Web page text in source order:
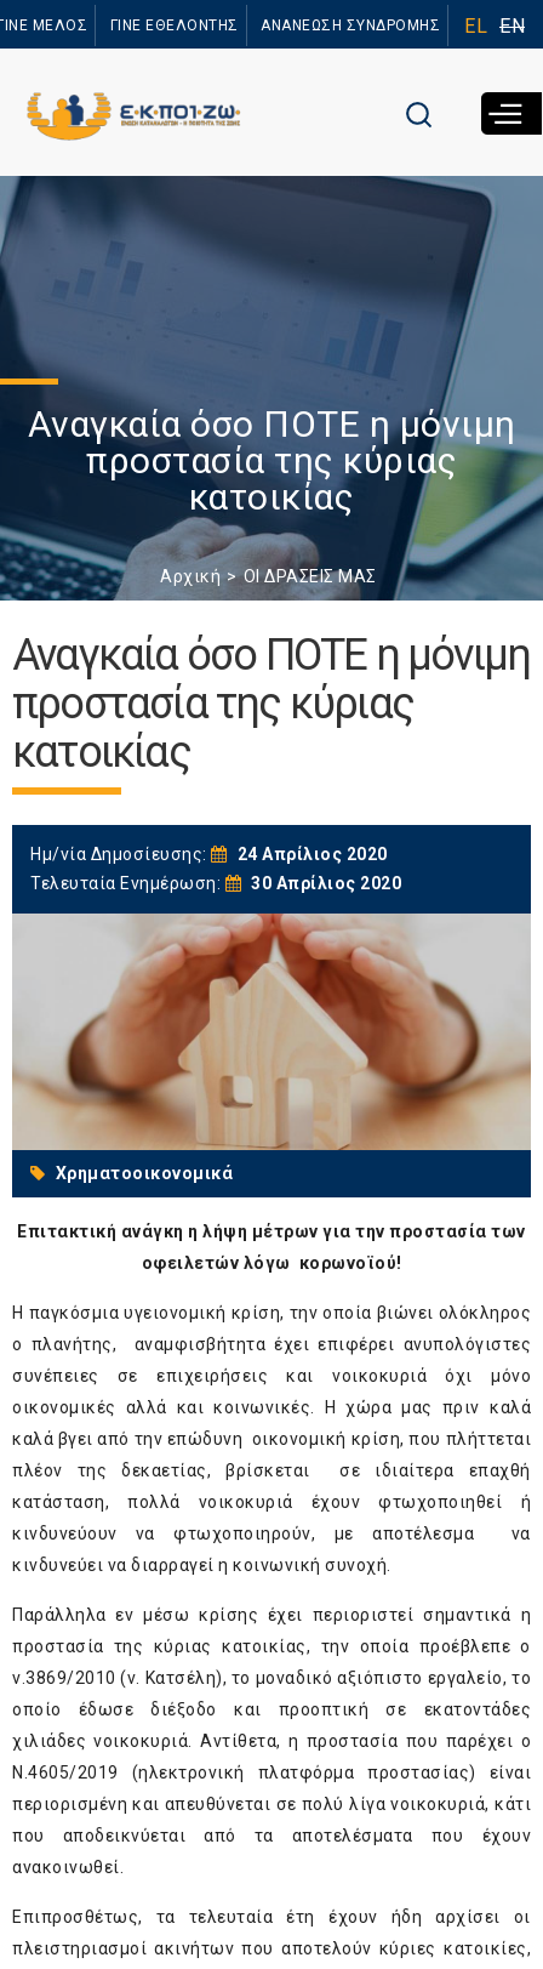
προς το
ΜΕΛΟΣ ΓΙΝΕ ΕΘΕΛΟΝΤΗΣ ΑΝΑΝΕΩΣΗ ΣΥΝΔΡΟΜΗΣ EL EN
Αναγκαία όσο ΠΟΤΕ η μόνιμη
προστασία της κύριας
κατοικίας
Αρχική ΟΙ ΔΡΑΣΕΙΣ ΜΑΣ
Αναγκαία όσο ΠΟΤΕ η μόνιμη
προστασία της κύριας
κατοικίας
Ημ/νία Δημοσίευσης:
24 Απρίλιος 2020
Τελευταία Ενημέρωση:
30 Απρίλιος 2020
Χρηματοοικονομικά
Επιτακτική ανάγκη η λήψη μέτρων για την προστασία των
οφειλετών λόγω κορωνοϊού!
Η παγκόσμια υγειονομική κρίση, την οποία βιώνει ολόκληρος
ο πλανήτης, αναμφισβήτητα έχει επιφέρει ανυπολόγιστες
συνέπειες σε επιχειρήσεις και νοικοκυριά όχι μόνο
οικονομικές αλλά και κοινωνικές. Η χώρα μας πριν καλά
καλά βγει από την επώδυνη οικονομική κρίση, που πλήττεται
πλέον της δεκαετίας, βρίσκεται σε ιδιαίτερα επαχθή
κατάσταση, πολλά νοικοκυριά έχουν φτωχοποιηθεί ή
κινδυνεύουν να φτωχοποιηρούν, με αποτέλεσμα να
κινδυνεύει να διαρραγεί η κοινωνική συνοχή.
Παράλληλα εν μέσω κρίσης έχει περιοριστεί σημαντικά η
προστασία της κύριας κατοικίας, την οποία προέβλεπε ο
ν.3869/2010 (ν. Κατσέλη), το μοναδικό αξιόπιστο εργαλείο, το
οποίο έδωσε διέξοδο και προοπτική σε εκατοντάδες
χιλιάδες νοικοκυριά. Αντίθετα, η προστασία που παρέχει ο
Ν.4605/2019 (ηλεκτρονική πλατφόρμα προστασίας) είναι
περιορισμένη και απευθύνεται σε πολύ λίγα νοικοκυριά, κάτι
που αποδεικνύεται από τα αποτελέσματα που έχουν
ανακοινωθεί.
Επιπροσθέτως, τα τελευταία έτη έχουν ήδη αρχίσει οι
πλειστηριασμοί ακινήτων που αποτελούν κύριες κατοικίες,